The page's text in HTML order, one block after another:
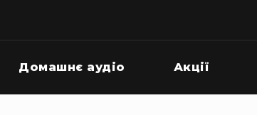
Домашнє аудіо Акції